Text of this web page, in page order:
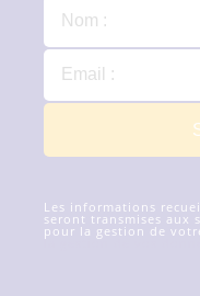
Les informations
seront transmises aux
pour la gestion de
la gestion de vos